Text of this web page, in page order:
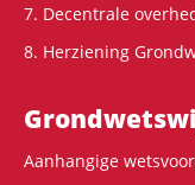
7. Decentrale
8. Herziening
Aanhangige